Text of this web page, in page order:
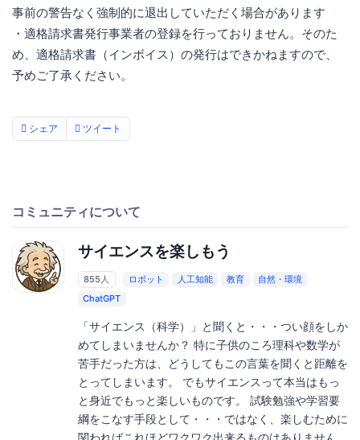
事前の警告なく強制的に退出していただく場合があります
・適格請求書発行事業者の登録を行っておりません。そのた
め、適格請求書（インボイス）の発行はできかねますので、
予めご了承ください。
シェア ツイート
コミュニティについて
サイエンスを楽しもう
855人 ロボット 人工知能 教育
自然・環境
ChatGPT
「サイエンス（科学）」と聞くと・・・つい顔をしか
めてしまいませんか？ 特に子供のころ理科や数学が
苦手だった方は、どうしてもこの言葉を聞くと距離を
とってしまいます。 でもサイエンスって本当はもっ
と身近でもっと楽しいものです。 試験勉強や学習要
綱をこなす手段として・・・ではなく、楽しむために
関わればこれほどワクワク出来るものはありません。